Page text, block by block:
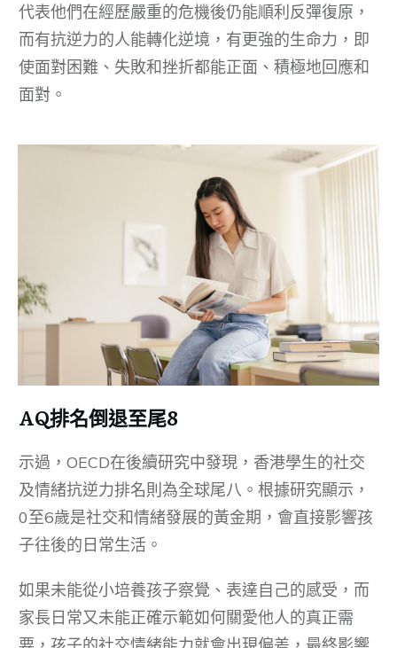
代表他們在經歷嚴重的危機後仍能順利反彈復原，
而有抗逆力的人能轉化逆境，有更強的生命力，即
使面對困難、失敗和挫折都能正面、積極地回應和
面對。
AQ排名倒退至尾8
示過，OECD在後續研究中發現，香港學生的社交
及情緒抗逆力排名則為全球尾八。根據研究顯示，
0至6歲是社交和情緒發展的黃金期，會直接影響孩
子往後的日常生活。
如果未能從小培養孩子察覺、表達自己的感受，而
家長日常又未能正確示範如何關愛他人的真正需